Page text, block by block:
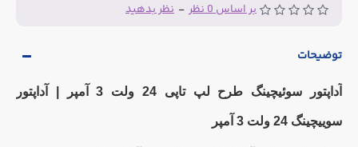
بر اساس 0 نظر - نظر بدهید
توضیحات
آداپتور سوئیچینگ طرح لپ تاپی 24 ولت 3 آمپر | آداپتور
سوییچینگ 24 ولت 3 آمپر